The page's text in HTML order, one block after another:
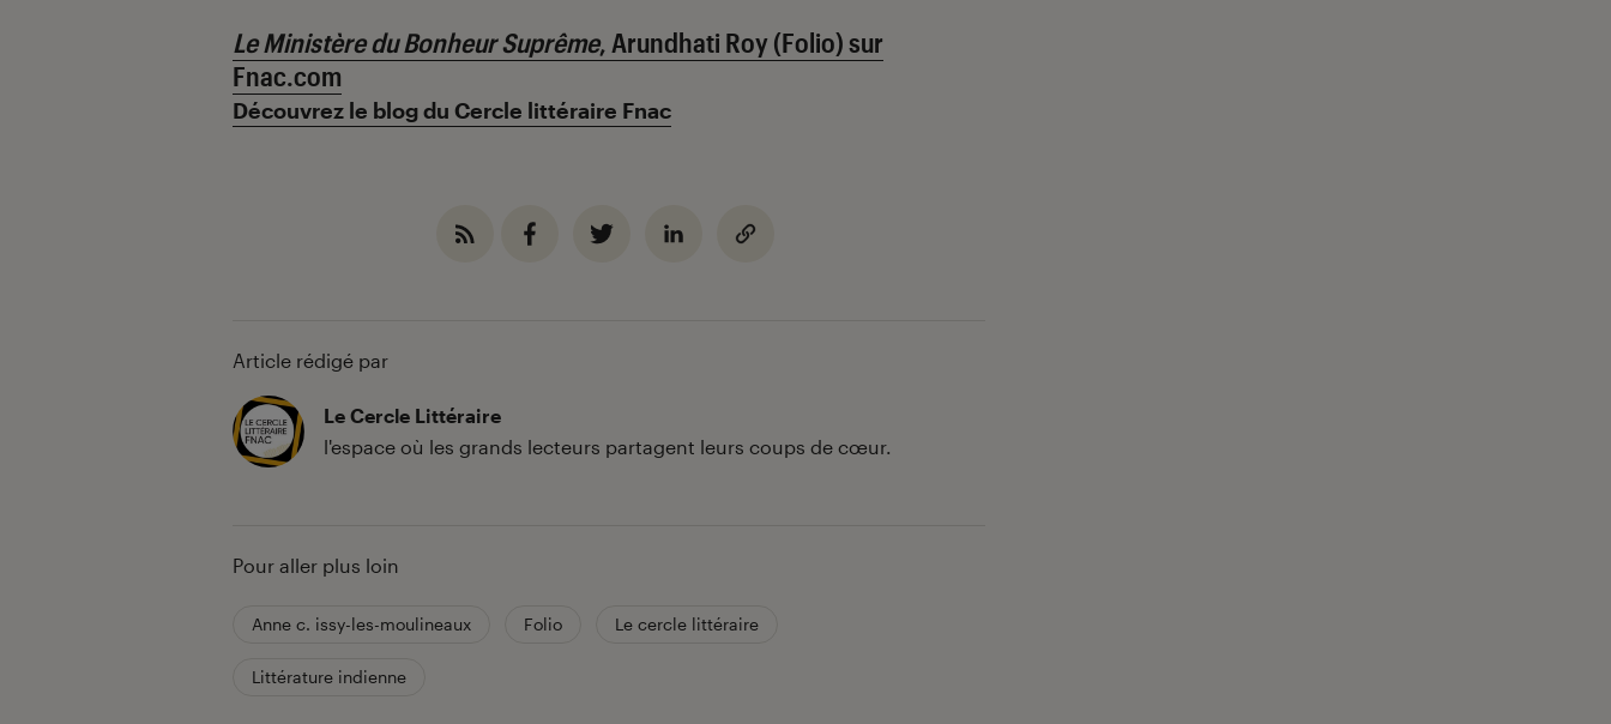
Le Ministère du Bonheur Suprême, Arundhati Roy (Folio) sur
Fnac.com
Découvrez le blog du Cercle littéraire Fnac
Article rédigé par
Le Cercle Littéraire
l'espace où les grands lecteurs partagent leurs coups de cœur.
Pour aller plus loin
Anne c. issy-les-moulineaux Folio Le cercle littéraire
Littérature indienne